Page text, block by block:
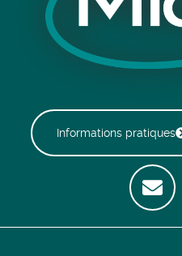
Informations pratiques